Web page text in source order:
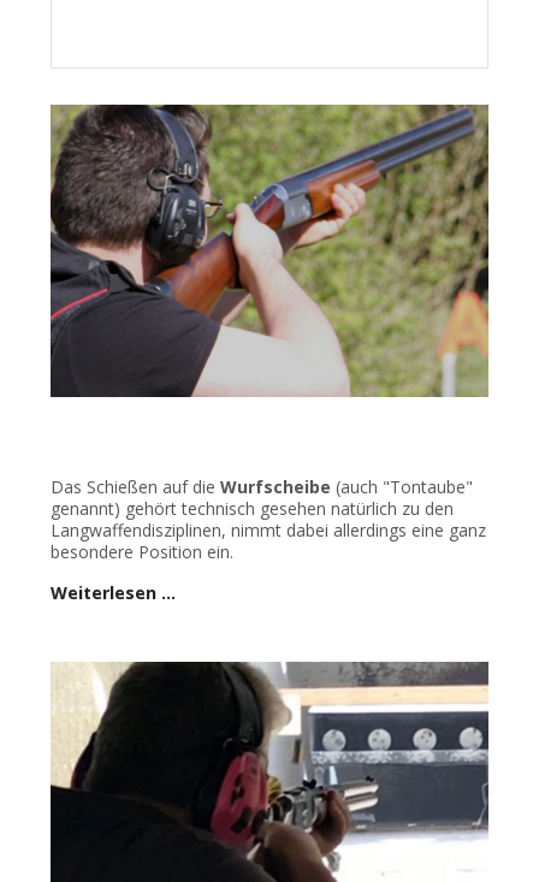
Das Schießen auf die Wurfscheibe (auch "Tontaube"
genannt) gehört technisch gesehen natürlich zu den
Langwaffendisziplinen, nimmt dabei allerdings eine ganz
besondere Position ein.
Weiterlesen …